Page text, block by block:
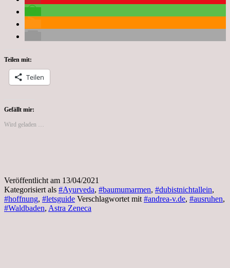
Teilen mit:
Teilen
Gefällt mir:
Wird geladen …
Veröffentlicht am 13/04/2021
Kategorisiert als #Ayurveda, #baumumarmen, #dubistnichtallein,
#hoffnung, #letsguide Verschlagwortet mit #andrea-v.de, #ausruhen,
#Waldbaden, Astra Zeneca